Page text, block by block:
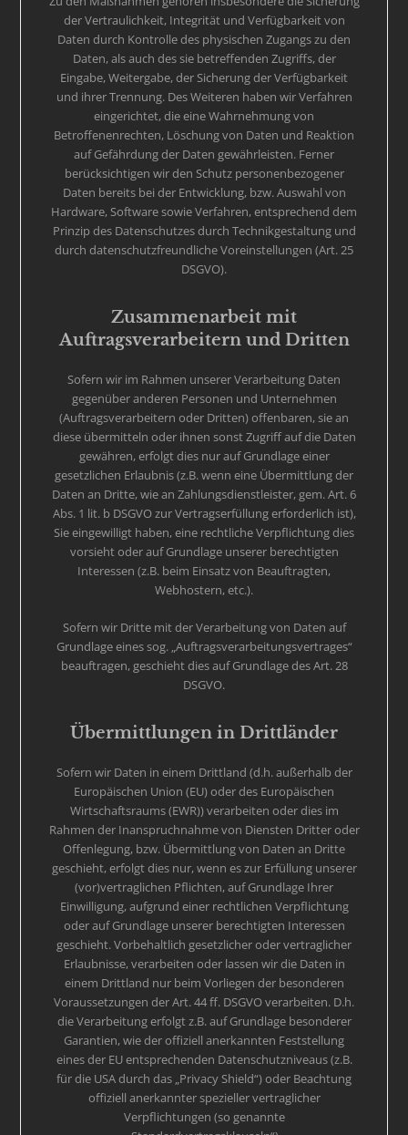
der Vertraulichkeit, Integrität und Verfügbarkeit von
Daten durch Kontrolle des physischen Zugangs zu den
Daten, als auch des sie betreffenden Zugriffs, der
Eingabe, Weitergabe, der Sicherung der Verfügbarkeit
und ihrer Trennung. Des Weiteren haben wir Verfahren
eingerichtet, die eine Wahrnehmung von
Betroffenenrechten, Löschung von Daten und Reaktion
auf Gefährdung der Daten gewährleisten. Ferner
berücksichtigen wir den Schutz personenbezogener
Daten bereits bei der Entwicklung, bzw. Auswahl von
Hardware, Software sowie Verfahren, entsprechend dem
Prinzip des Datenschutzes durch Technikgestaltung und
durch datenschutzfreundliche Voreinstellungen (Art. 25
DSGVO).
Zusammenarbeit mit
Auftragsverarbeitern und Dritten
Sofern wir im Rahmen unserer Verarbeitung Daten
gegenüber anderen Personen und Unternehmen
(Auftragsverarbeitern oder Dritten) offenbaren, sie an
diese übermitteln oder ihnen sonst Zugriff auf die Daten
gewähren, erfolgt dies nur auf Grundlage einer
gesetzlichen Erlaubnis (z.B. wenn eine Übermittlung der
Daten an Dritte, wie an Zahlungsdienstleister, gem. Art. 6
Abs. 1 lit. b DSGVO zur Vertragserfüllung erforderlich ist),
Sie eingewilligt haben, eine rechtliche Verpflichtung dies
vorsieht oder auf Grundlage unserer berechtigten
Interessen (z.B. beim Einsatz von Beauftragten,
Webhostern, etc.).
Sofern wir Dritte mit der Verarbeitung von Daten auf
Grundlage eines sog. „Auftragsverarbeitungsvertrages“
beauftragen, geschieht dies auf Grundlage des Art. 28
DSGVO.
Übermittlungen in Drittländer
Sofern wir Daten in einem Drittland (d.h. außerhalb der
Europäischen Union (EU) oder des Europäischen
Wirtschaftsraums (EWR)) verarbeiten oder dies im
Rahmen der Inanspruchnahme von Diensten Dritter oder
Offenlegung, bzw. Übermittlung von Daten an Dritte
geschieht, erfolgt dies nur, wenn es zur Erfüllung unserer
(vor)vertraglichen Pflichten, auf Grundlage Ihrer
Einwilligung, aufgrund einer rechtlichen Verpflichtung
oder auf Grundlage unserer berechtigten Interessen
geschieht. Vorbehaltlich gesetzlicher oder vertraglicher
Erlaubnisse, verarbeiten oder lassen wir die Daten in
einem Drittland nur beim Vorliegen der besonderen
Voraussetzungen der Art. 44 ff. DSGVO verarbeiten. D.h.
die Verarbeitung erfolgt z.B. auf Grundlage besonderer
Garantien, wie der offiziell anerkannten Feststellung
eines der EU entsprechenden Datenschutzniveaus (z.B.
für die USA durch das „Privacy Shield“) oder Beachtung
offiziell anerkannter spezieller vertraglicher
Verpflichtungen (so genannte